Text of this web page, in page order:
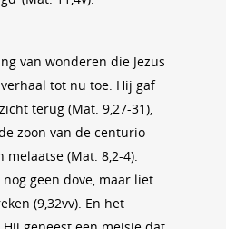
van wonderen die Jezus
tot nu toe. Hij gaf
terug (Mat. 9,27-31),
zoon van de centurio
melaatse (Mat. 8,2-4).
geen dove, maar liet
(9,32vv). En het